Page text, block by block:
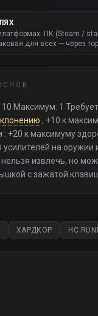
ПК (Steam /
для всех — через
Максимум: 1
, +10 к
+20 к максимуму
усилителей на
извлечь, но
с зажатой
ХАРДКОР HC